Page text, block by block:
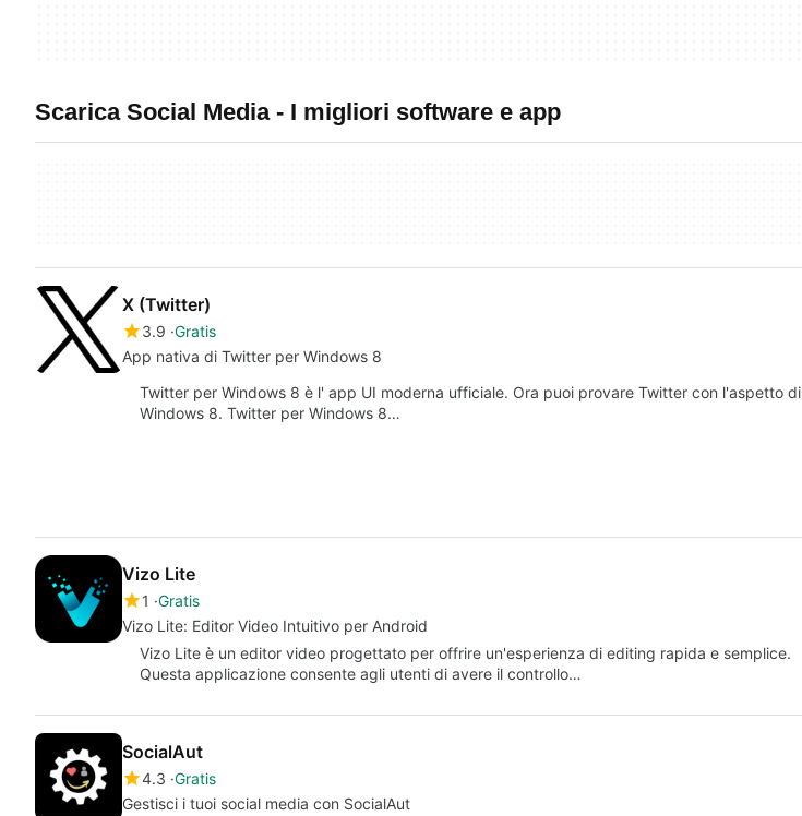
Scarica Social Media - I migliori software e app
X (Twitter)
3.9 Gratis
App nativa di Twitter per Windows 8
Twitter per Windows 8 è l' app UI moderna ufficiale. Ora puoi provare Twitter con l'aspetto di
Windows 8. Twitter per Windows 8…
Vizo Lite
1 Gratis
Vizo Lite: Editor Video Intuitivo per Android
Vizo Lite è un editor video progettato per offrire un'esperienza di editing rapida e semplice.
Questa applicazione consente agli utenti di avere il controllo…
SocialAut
4.3 Gratis
Gestisci i tuoi social media con SocialAut